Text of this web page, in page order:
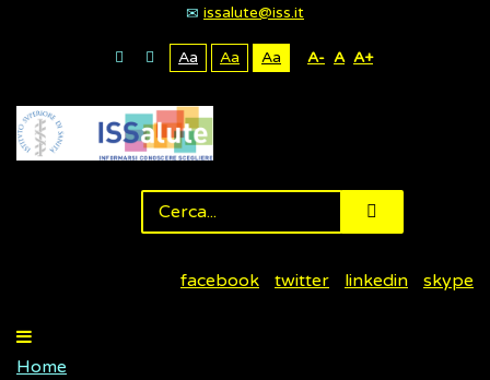
issalute@iss.it
Aa Aa Aa A- A A+
facebook twitter linkedin skype
Home